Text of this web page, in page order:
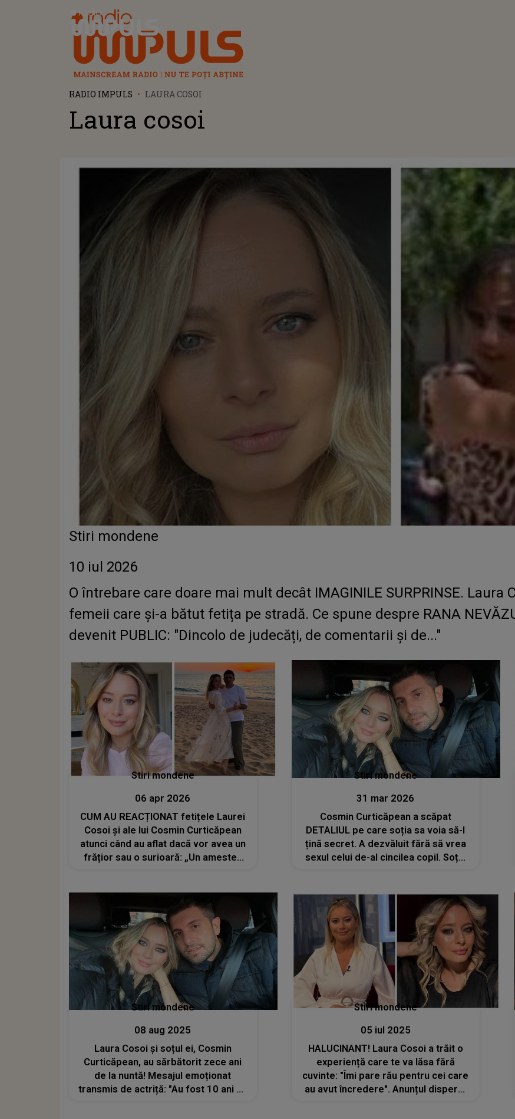
Radio Impuls
RADIO IMPULS LAURA COSOI
Laura cosoi
Stiri mondene
10 iul 2026
O întrebare care doare mai mult decât IMAGINILE SURPRINSE. Laura
femeii care și-a bătut fetița pe stradă. Ce spune despre RANA
devenit PUBLIC: "Dincolo de judecăți, de comentarii și de..."
Stiri mondene
06 apr 2026
CUM AU REACȚIONAT fetițele Laurei
Cosoi și ale lui Cosmin Curticăpean
atunci când au aflat dacă vor avea un
frățior sau o surioară: „Un amestec
Stiri mondene
31 mar 2026
Cosmin Curticăpean a scăpat
DETALIUL pe care soția sa voia să-l
țină secret. A dezvăluit fără să vrea
sexul celui de-al cincilea copil. Soțul
Stiri mondene
08 aug 2025
Laura Cosoi și soțul ei, Cosmin
Curticăpean, au sărbătorit zece ani
de la nuntă! Mesajul emoționat
transmis de actriță: "Au fost 10 ani cu
Stiri mondene
05 iul 2025
HALUCINANT! Laura Cosoi a trăit o
experiență care te va lăsa fără
cuvinte: "Îmi pare rău pentru cei care
au avut încredere". Anunțul disperat